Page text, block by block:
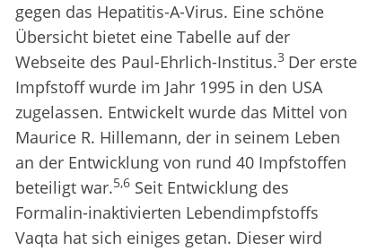
gegen das Hepatitis-A-Virus. Eine schöne
Übersicht bietet eine Tabelle auf der
Webseite des Paul-Ehrlich-Institus.3 Der erste
Impfstoff wurde im Jahr 1995 in den USA
zugelassen. Entwickelt wurde das Mittel von
Maurice R. Hillemann, der in seinem Leben
an der Entwicklung von rund 40 Impfstoffen
beteiligt war.5,6 Seit Entwicklung des
Formalin-inaktivierten Lebendimpfstoffs
Vaqta hat sich einiges getan. Dieser wird